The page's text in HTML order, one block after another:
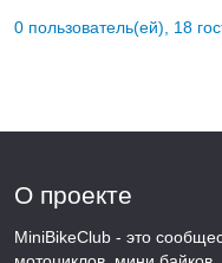
0 пользователь(ей), 18
О проекте
MiniBikeClub - это